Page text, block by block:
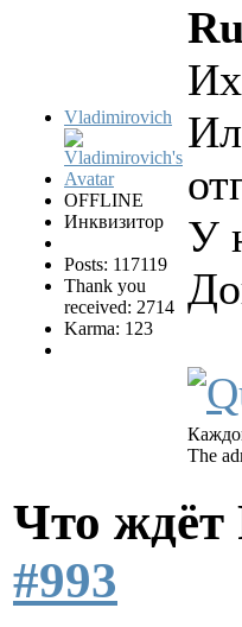
Vladimirovich
OFFLINE
Инквизитор
Posts: 117119
Thank you
received: 2714
Karma: 123
У
The
Что ждёт
#993